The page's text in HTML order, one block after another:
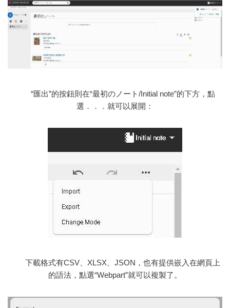
“匯出”的按鈕則在“最初のノート/Initial note”的下方，點
選．．．就可以展開：
下載格式有CSV、XLSX、JSON，也有提供嵌入在網頁上
的語法，點選“Webpart”就可以複製了。